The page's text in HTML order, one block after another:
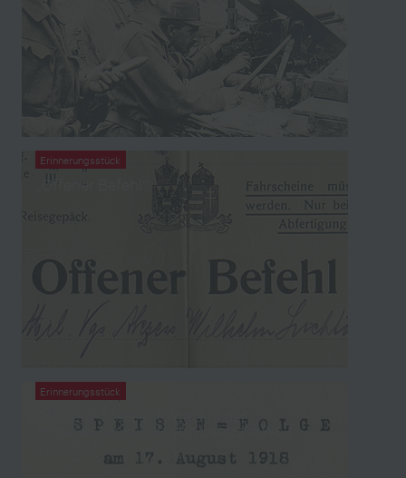
Erinnerungsstück
„Offener Befehl“
Erinnerungsstück
Offiziers-Speisenfolge aus der
Hinterlassenschaft von Leopold Wolf